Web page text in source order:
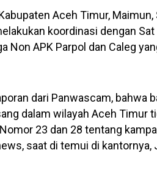
Aceh Timur, Maimun,
koordinasi dengan
Non APK Parpol dan Caleg
dari Panwascam, bahwa
dalam wilayah Aceh Timur
23 dan 28 tentang
saat di temui di